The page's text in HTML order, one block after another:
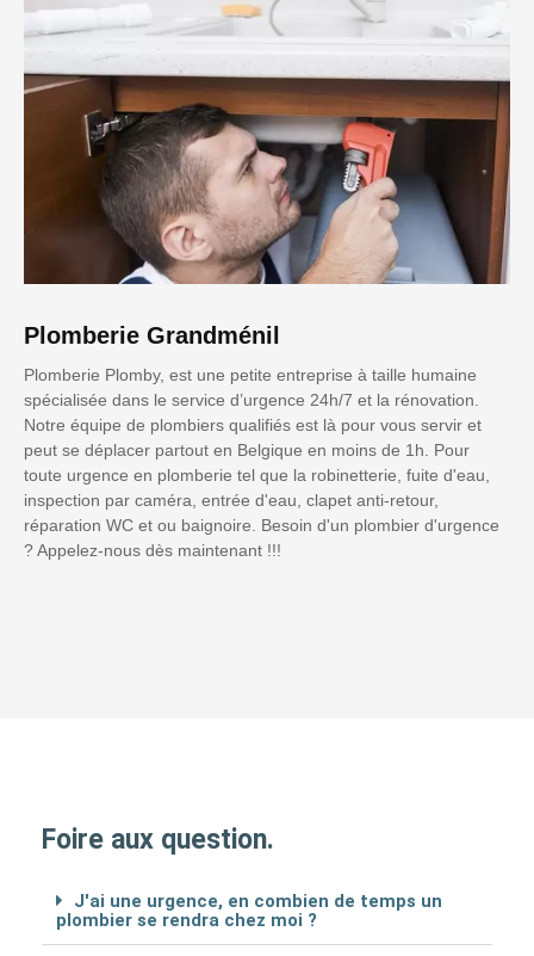
Plomberie Grandménil
Plomberie Plomby, est une petite entreprise à taille humaine
spécialisée dans le service d’urgence 24h/7 et la rénovation.
Notre équipe de plombiers qualifiés est là pour vous servir et
peut se déplacer partout en Belgique en moins de 1h. Pour
toute urgence en plomberie tel que la robinetterie, fuite d'eau,
inspection par caméra, entrée d'eau, clapet anti-retour,
réparation WC et ou baignoire. Besoin d'un plombier d'urgence
? Appelez-nous dès maintenant !!!
Foire aux question.
J'ai une urgence, en combien de temps un
plombier se rendra chez moi ?